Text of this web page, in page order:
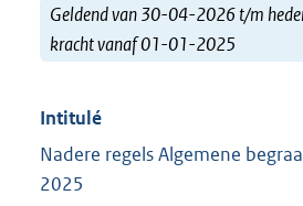
Geldend van 30-04-2026 t/m
kracht vanaf 01-01-2025
Intitulé
Nadere regels Algemene
2025